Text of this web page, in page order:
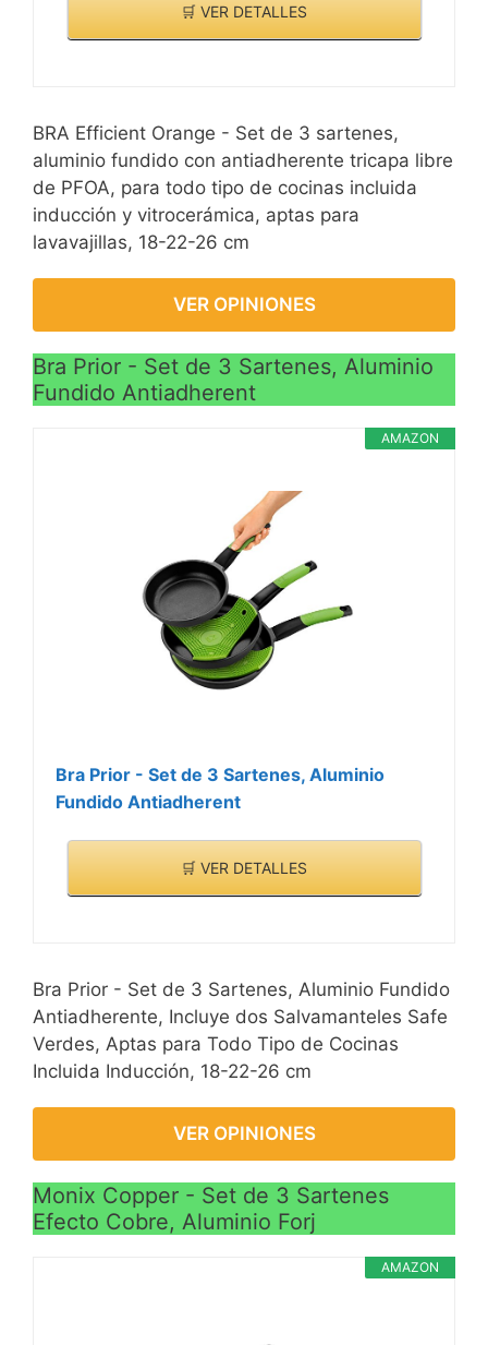
APTO PARA TODO TIPO
DE COCINAS: Fondo
factura de la luz gracias a
“Full induction” ya que
necesitan un 75% menos
energía para producir el
calor que necesitas para
MANGO ERGONÓMICO:
OPTIMAX disponen de un
mango ergonómico
termoaislante de
durabilidad ante el uso
diario. Se adapta al estilo
de cualquier cocina.
🛒 VER DETALLES
BRA Efficient Orange - Set de 3 sartenes,
aluminio fundido con antiadherente tricapa libre
de PFOA, para todo tipo de cocinas incluida
inducción y vitrocerámica, aptas para
lavavajillas, 18-22-26 cm
VER OPINIONES
Bra Prior - Set de 3 Sartenes, Aluminio
Fundido Antiadherent
AMAZON
Bra Prior - Set de 3 Sartenes, Aluminio
Fundido Antiadherent
🛒 VER DETALLES
Bra Prior - Set de 3 Sartenes, Aluminio Fundido
Antiadherente, Incluye dos Salvamanteles Safe
Verdes, Aptas para Todo Tipo de Cocinas
Incluida Inducción, 18-22-26 cm
VER OPINIONES
Monix Copper - Set de 3 Sartenes
Efecto Cobre, Aluminio Forj
AMAZON